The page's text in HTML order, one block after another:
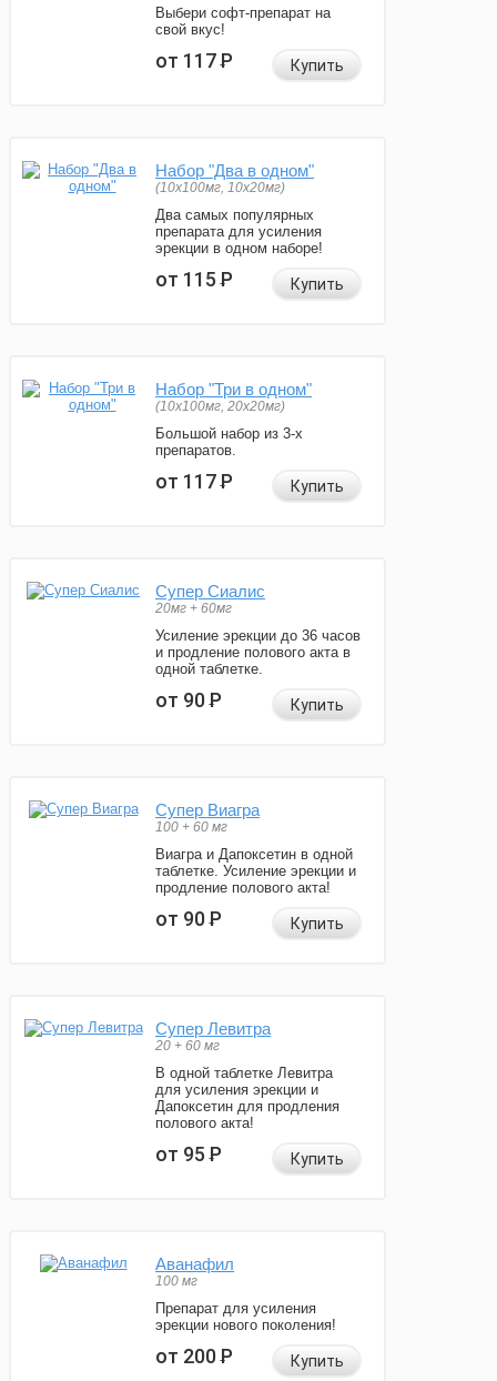
Выбери софт-препарат на
свой вкус!
от 117Р Купить
Набор "Два в одном"
(10x100мг, 10x20мг)
Два самых популярных
препарата для усиления
эрекции в одном наборе!
от 115Р Купить
Набор "Три в одном"
(10x100мг, 20x20мг)
Большой набор из 3-х
препаратов.
от 117Р Купить
Супер Сиалис
20мг + 60мг
Усиление эрекции до 36 часов
и продление полового акта в
одной таблетке.
от 90Р Купить
Супер Виагра
100 + 60 мг
Виагра и Дапоксетин в одной
таблетке. Усиление эрекции и
продление полового акта!
от 90Р Купить
Супер Левитра
20 + 60 мг
В одной таблетке Левитра
для усиления эрекции и
Дапоксетин для продления
полового акта!
от 95Р Купить
Аванафил
100 мг
Препарат для усиления
эрекции нового поколения!
от 200Р Купить